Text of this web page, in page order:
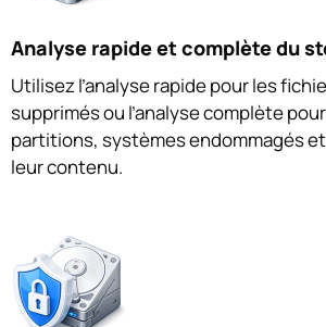
Analyse rapide et complète du
Utilisez l’analyse rapide pour les
supprimés ou l’analyse complète
partitions, systèmes endommagés
leur contenu.